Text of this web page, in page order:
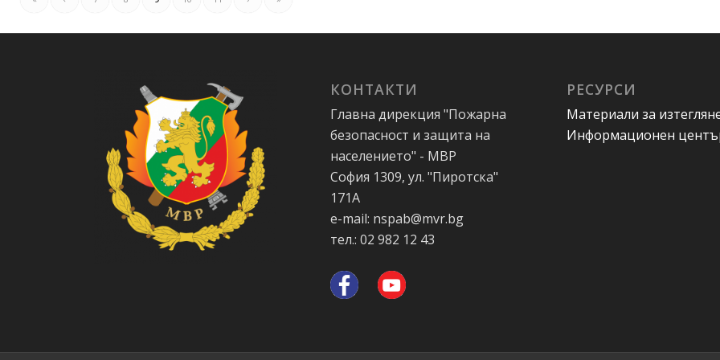
КОНТАКТИ
Главна дирекция "Пожарна
безопасност и защита на
населението" - МВР
София 1309, ул. "Пиротска"
171А
e-mail: nspab@mvr.bg
тел.: 02 982 12 43
РЕСУРСИ
Материали за
Информационен